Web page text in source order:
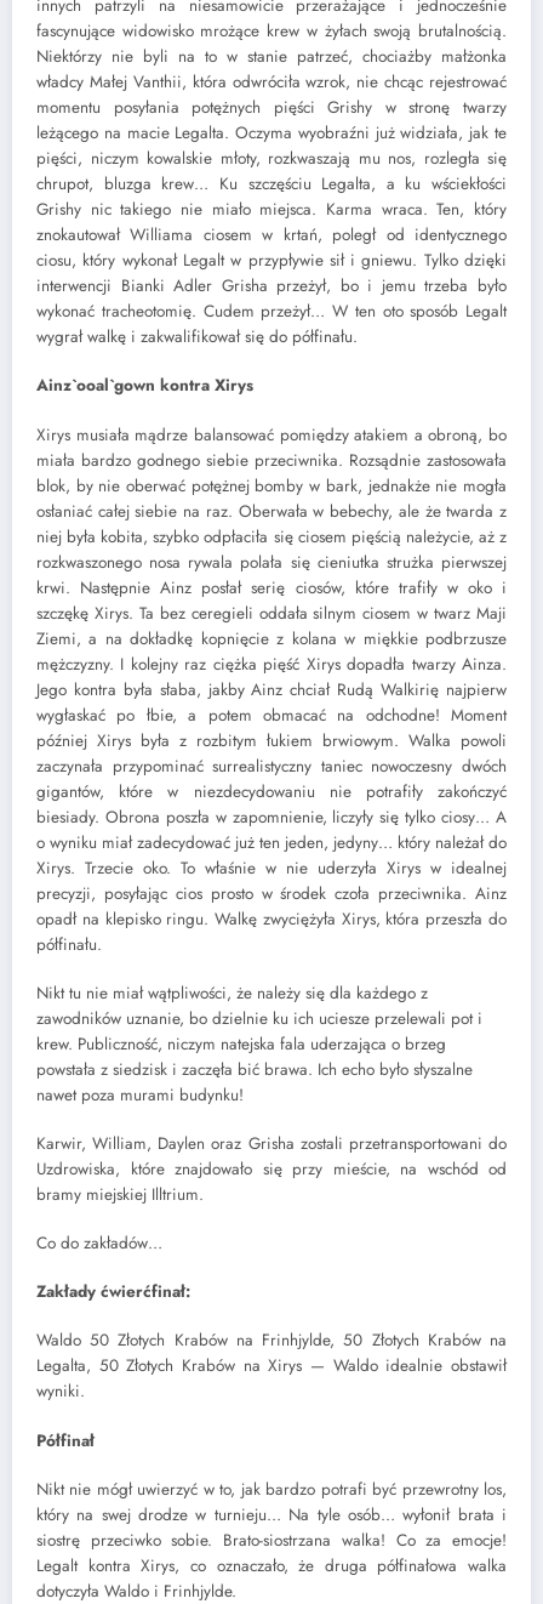
innych patrzyli na niesamowicie przerażające i jednocześnie
fascynujące widowisko mrożące krew w żyłach swoją brutalnością.
Niektórzy nie byli na to w stanie patrzeć, chociażby małżonka
władcy Małej Vanthii, która odwróciła wzrok, nie chcąc rejestrować
momentu posyłania potężnych pięści Grishy w stronę twarzy
leżącego na macie Legalta. Oczyma wyobraźni już widziała, jak te
pięści, niczym kowalskie młoty, rozkwaszają mu nos, rozległa się
chrupot, bluzga krew… Ku szczęściu Legalta, a ku wściekłości
Grishy nic takiego nie miało miejsca. Karma wraca. Ten, który
znokautował Williama ciosem w krtań, poległ od identycznego
ciosu, który wykonał Legalt w przypływie sił i gniewu. Tylko dzięki
interwencji Bianki Adler Grisha przeżył, bo i jemu trzeba było
wykonać tracheotomię. Cudem przeżył… W ten oto sposób Legalt
wygrał walkę i zakwalifikował się do półfinału.
Ainz`ooal`gown kontra Xirys
Xirys musiała mądrze balansować pomiędzy atakiem a obroną, bo
miała bardzo godnego siebie przeciwnika. Rozsądnie zastosowała
blok, by nie oberwać potężnej bomby w bark, jednakże nie mogła
osłaniać całej siebie na raz. Oberwała w bebechy, ale że twarda z
niej była kobita, szybko odpłaciła się ciosem pięścią należycie, aż z
rozkwaszonego nosa rywala polała się cieniutka strużka pierwszej
krwi. Następnie Ainz posłał serię ciosów, które trafiły w oko i
szczękę Xirys. Ta bez ceregieli oddała silnym ciosem w twarz Maji
Ziemi, a na dokładkę kopnięcie z kolana w miękkie podbrzusze
mężczyzny. I kolejny raz ciężka pięść Xirys dopadła twarzy Ainza.
Jego kontra była słaba, jakby Ainz chciał Rudą Walkirię najpierw
wygłaskać po łbie, a potem obmacać na odchodne! Moment
później Xirys była z rozbitym łukiem brwiowym. Walka powoli
zaczynała przypominać surrealistyczny taniec nowoczesny dwóch
gigantów, które w niezdecydowaniu nie potrafiły zakończyć
biesiady. Obrona poszła w zapomnienie, liczyły się tylko ciosy… A
o wyniku miał zadecydować już ten jeden, jedyny… który należał do
Xirys. Trzecie oko. To właśnie w nie uderzyła Xirys w idealnej
precyzji, posyłając cios prosto w środek czoła przeciwnika. Ainz
opadł na klepisko ringu. Walkę zwyciężyła Xirys, która przeszła do
półfinału.
Nikt tu nie miał wątpliwości, że należy się dla każdego z
zawodników uznanie, bo dzielnie ku ich uciesze przelewali pot i
krew. Publiczność, niczym natejska fala uderzająca o brzeg
powstała z siedzisk i zaczęła bić brawa. Ich echo było słyszalne
nawet poza murami budynku!
Karwir, William, Daylen oraz Grisha zostali przetransportowani do
Uzdrowiska, które znajdowało się przy mieście, na wschód od
bramy miejskiej Illtrium.
Co do zakładów…
Zakłady ćwierćfinał:
Waldo 50 Złotych Krabów na Frinhjylde, 50 Złotych Krabów na
Legalta, 50 Złotych Krabów na Xirys — Waldo idealnie obstawił
wyniki.
Półfinał
Nikt nie mógł uwierzyć w to, jak bardzo potrafi być przewrotny los,
który na swej drodze w turnieju… Na tyle osób… wyłonił brata i
siostrę przeciwko sobie. Brato-siostrzana walka! Co za emocje!
Legalt kontra Xirys, co oznaczało, że druga półfinałowa walka
dotyczyła Waldo i Frinhjylde.